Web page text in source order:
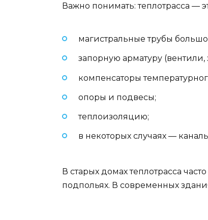
Важно понимать: теплотрасса —
магистральные трубы
запорную арматуру
компенсаторы
опоры и подвесы;
теплоизоляцию;
в некоторых случаях —
В старых домах теплотрасса
подпольях. В современных